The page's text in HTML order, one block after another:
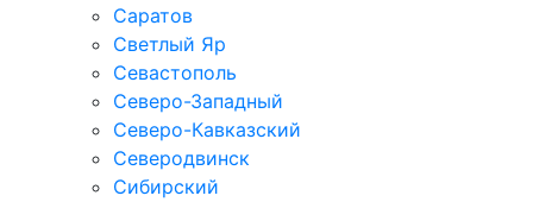
Саратов
Светлый Яр
Севастополь
Северо-Западный
Северо-Кавказcкий
Северодвинск
Сибирский